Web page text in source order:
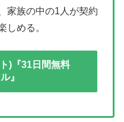
家族の中の1人が契約
しめる。
)『31日間無料
』